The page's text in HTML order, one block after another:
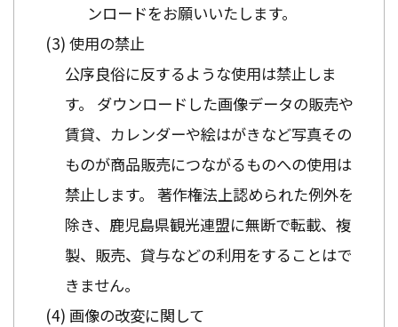
ンロードをお願いいたします。
使用の禁止
公序良俗に反するような使用は禁止しま
す。 ダウンロードした画像データの販売や
賃貸、カレンダーや絵はがきなど写真その
ものが商品販売につながるものへの使用は
禁止します。 著作権法上認められた例外を
除き、鹿児島県観光連盟に無断で転載、複
製、販売、貸与などの利用をすることはで
きません。
画像の改変に関して